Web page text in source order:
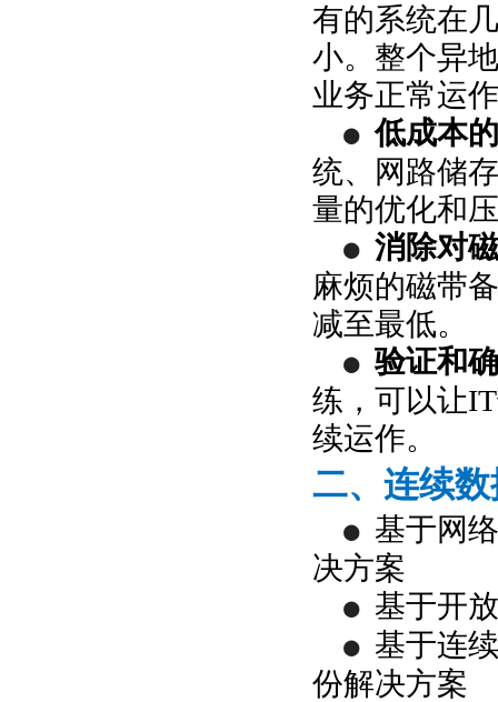
有的系统在
小。整个异
业务正常运
●低成本
统、网路储
量的优化和
● 消除对
麻烦的磁带
减至最低。
●验证和
练，可以让
续运作。
二、连续
● 基于网
决方案
● 基于开
● 基于连
份解决方案